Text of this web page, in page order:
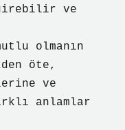
girebilir ve
olmanın
öte,
ve
anlamlar